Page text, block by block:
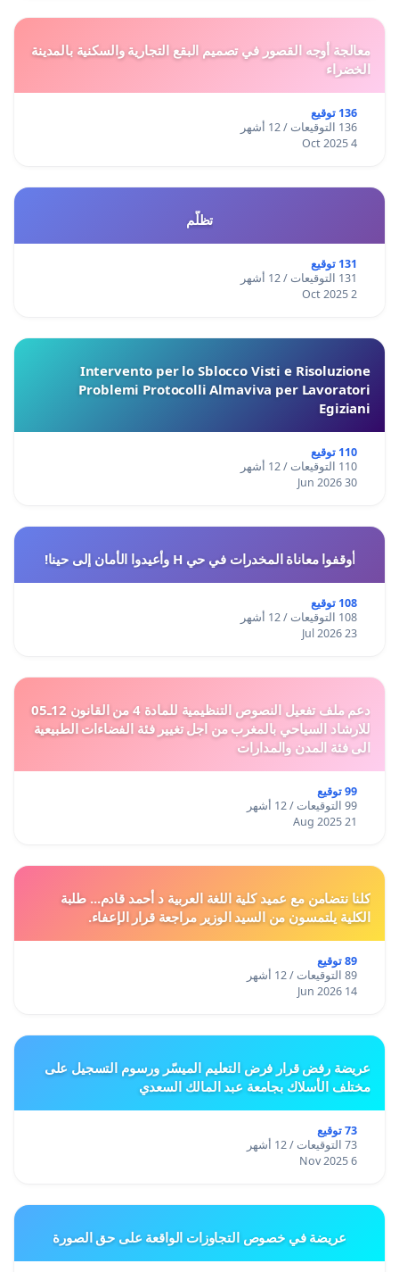
معالجة أوجه القصور في تصميم البقع التجارية والسكنية بالمدينة
الخضراء
136 توقيع
136 التوقيعات / 12 أشهر
4 Oct 2025
تظلّم
131 توقيع
131 التوقيعات / 12 أشهر
2 Oct 2025
Intervento per lo Sblocco Visti e Risoluzione
Problemi Protocolli Almaviva per Lavoratori
Egiziani
110 توقيع
110 التوقيعات / 12 أشهر
30 Jun 2026
أوقفوا معاناة المخدرات في حي H وأعيدوا الأمان إلى حينا!
108 توقيع
108 التوقيعات / 12 أشهر
23 Jul 2026
دعم ملف تفعيل النصوص التنظيمية للمادة 4 من القانون 12ـ05
للارشاد السياحي بالمغرب من اجل تغيير فئة الفضاءات الطبيعية
الى فئة المدن والمدارات
99 توقيع
99 التوقيعات / 12 أشهر
21 Aug 2025
كلنا نتضامن مع عميد كلية اللغة العربية د أحمد قادم... طلبة
الكلية يلتمسون من السيد الوزير مراجعة قرار الإعفاء.
89 توقيع
89 التوقيعات / 12 أشهر
14 Jun 2026
عريضة رفض قرار فرض التعليم الميسّر ورسوم التسجيل على
مختلف الأسلاك بجامعة عبد المالك السعدي
73 توقيع
73 التوقيعات / 12 أشهر
6 Nov 2025
عريضة في خصوص التجاوزات الواقعة على حق الصورة